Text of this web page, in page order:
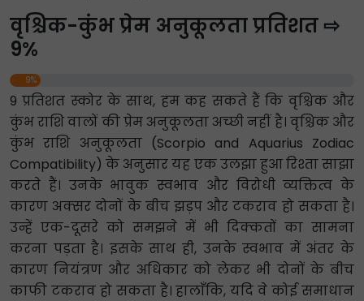
वृश्चिक-कुंभ प्रेम अनुकूलता प्रतिशत ⇨
9%
9%
9 प्रतिशत स्कोर के साथ, हम कह सकते हैं कि वृश्चिक और
कुंभ राशि वालों की प्रेम अनुकूलता अच्छी नहीं है। वृश्चिक और
कुंभ राशि अनुकूलता (Scorpio and Aquarius Zodiac
Compatibility) के अनुसार यह एक उलझा हुआ रिश्ता साझा
करते हैं। उनके भावुक स्वभाव और विरोधी व्यक्तित्व के
कारण अक्सर दोनों के बीच झड़प और टकराव हो सकता है।
उन्हें एक-दूसरे को समझने में भी दिक्कतों का सामना
करना पड़ता है। इसके साथ ही, उनके स्वभाव में अंतर के
कारण नियंत्रण और अधिकार को लेकर भी दोनों के बीच
काफी टकराव हो सकता है। हालाँकि, यदि वे कोई समाधान